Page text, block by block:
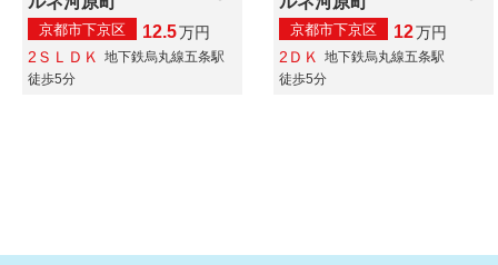
京都市下京区 12.5万円
2ＳＬＤＫ
地下鉄烏丸線五条駅
徒歩5分
京都市下京区 12万円
2ＤＫ
地下鉄烏丸線五条駅
徒歩5分